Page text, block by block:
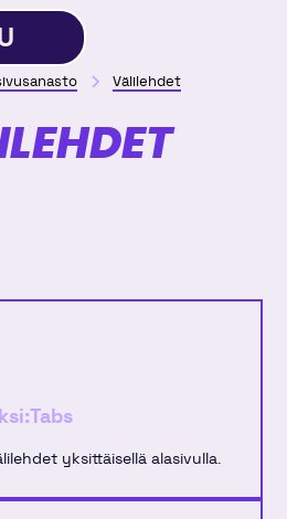
Välilehdet
Tabs
yksittäisellä alasivulla.